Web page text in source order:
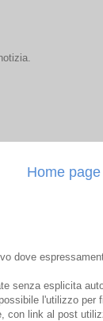
Home page
dove
senza esplicita
l'utilizzo per
con link al post